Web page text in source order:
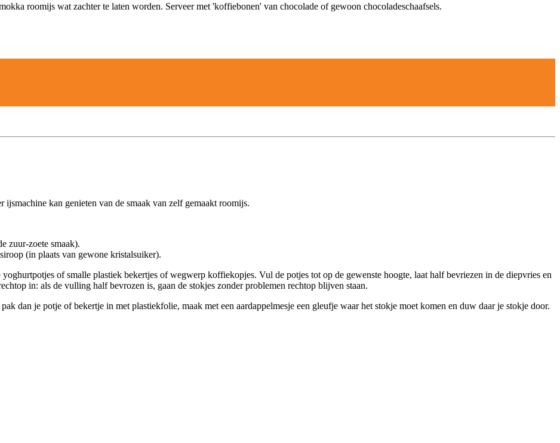
roomijs wat zachter te laten worden. Serveer met 'koffiebonen' van chocolade of gewoon chocoladeschaafsels.
kan genieten van de smaak van zelf gemaakt roomijs.
zuur-zoete smaak).
(in plaats van gewone kristalsuiker).
of smalle plastiek bekertjes of wegwerp koffiekopjes. Vul de potjes tot op de gewenste hoogte, laat half bevriezen in de diepvries en
in: als de vulling half bevrozen is, gaan de stokjes zonder problemen rechtop blijven staan.
dan je potje of bekertje in met plastiekfolie, maak met een aardappelmesje een gleufje waar het stokje moet komen en duw daar je stokje door.